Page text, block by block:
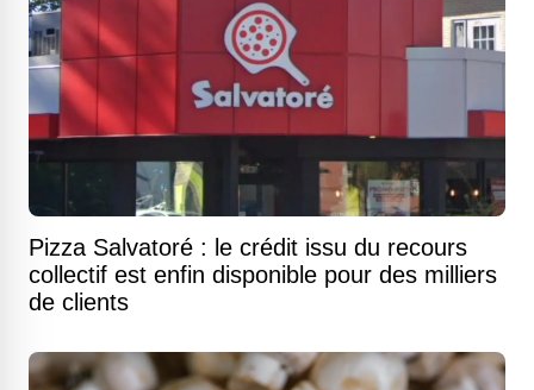
Pizza Salvatoré : le crédit issu du recours
collectif est enfin disponible pour des milliers
de clients